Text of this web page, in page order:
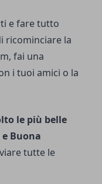
e fare tutto
ricominciare la
fai una
i tuoi amici o la
le più belle
Buona
tutte le